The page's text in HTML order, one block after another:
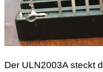
Der ULN2003A steckt